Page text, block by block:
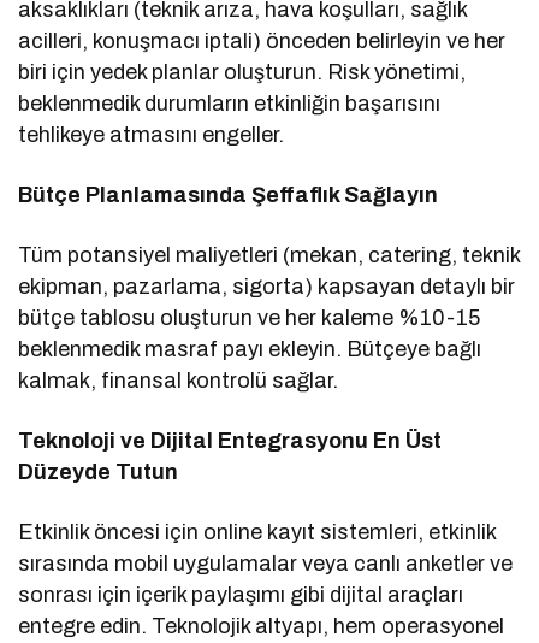
aksaklıkları (teknik arıza, hava koşulları, sağlık
acilleri, konuşmacı iptali) önceden belirleyin ve her
biri için yedek planlar oluşturun. Risk yönetimi,
beklenmedik durumların etkinliğin başarısını
tehlikeye atmasını engeller.
Bütçe Planlamasında Şeffaflık Sağlayın
Tüm potansiyel maliyetleri (mekan, catering, teknik
ekipman, pazarlama, sigorta) kapsayan detaylı bir
bütçe tablosu oluşturun ve her kaleme %10-15
beklenmedik masraf payı ekleyin. Bütçeye bağlı
kalmak, finansal kontrolü sağlar.
Teknoloji ve Dijital Entegrasyonu En Üst
Düzeyde Tutun
Etkinlik öncesi için online kayıt sistemleri, etkinlik
sırasında mobil uygulamalar veya canlı anketler ve
sonrası için içerik paylaşımı gibi dijital araçları
entegre edin. Teknolojik altyapı, hem operasyonel